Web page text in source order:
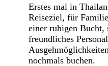
Erstes mal in
Reiseziel, für
einer ruhigen Bucht,
freundliches
nochmals buchen.